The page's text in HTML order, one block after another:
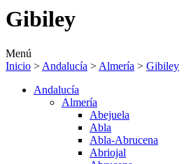
Gibiley
Menú
Inicio > Andalucía > Almería > Gibiley
Andalucía
Almería
Abejuela
Abla
Abla-Abrucena
Abriojal